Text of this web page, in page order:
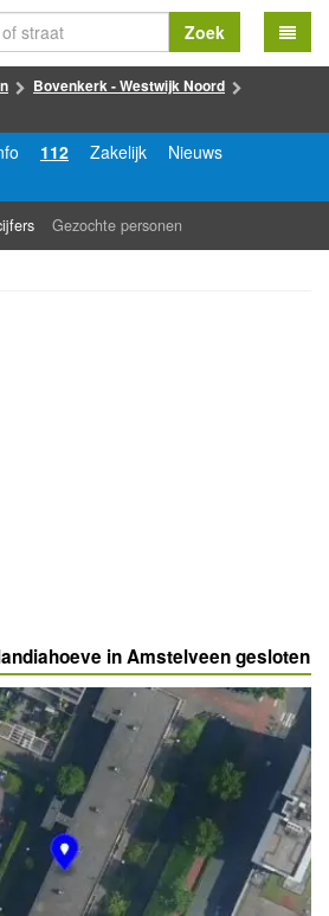
Zoek
Bovenkerk - Westwijk Noord
112 Zakelijk
Nieuws
Gezochte personen
in Amstelveen gesloten